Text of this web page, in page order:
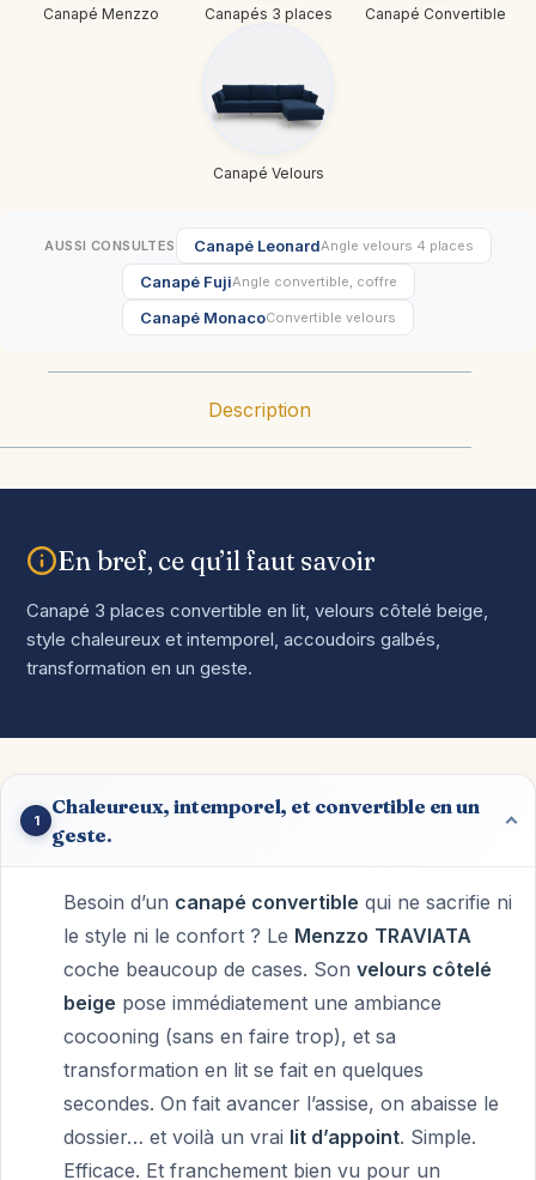
Canapé Menzzo Canapés 3 places Canapé Convertible
Canapé Velours
AUSSI CONSULTES Canapé LeonardAngle velours 4 places
Canapé FujiAngle convertible, coffre
Canapé MonacoConvertible velours
Description
En bref, ce qu’il faut savoir
Canapé 3 places convertible en lit, velours côtelé beige,
style chaleureux et intemporel, accoudoirs galbés,
transformation en un geste.
1
Chaleureux, intemporel, et convertible en un
geste.
Besoin d’un canapé convertible qui ne sacrifie ni
le style ni le confort ? Le Menzzo TRAVIATA
coche beaucoup de cases. Son velours côtelé
beige pose immédiatement une ambiance
cocooning (sans en faire trop), et sa
transformation en lit se fait en quelques
secondes. On fait avancer l’assise, on abaisse le
dossier… et voilà un vrai lit d’appoint. Simple.
Efficace. Et franchement bien vu pour un